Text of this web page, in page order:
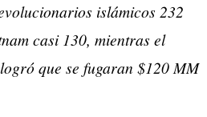
islámicos 232
casi 130, mientras el
que se fugaran $120 MM